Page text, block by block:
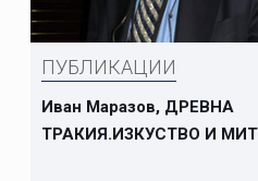
ПУБЛИКАЦИИ
Иван Маразов, ДРЕВНА
ТРАКИЯ.ИЗКУСТВО И МИТ